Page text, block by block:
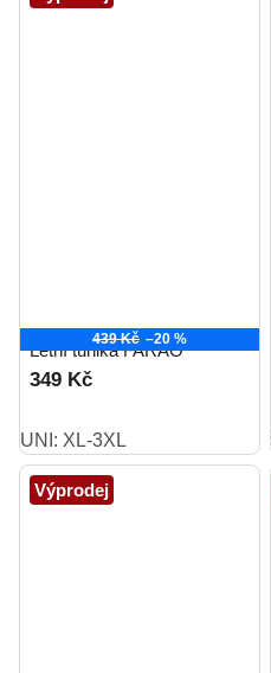
439 Kč –20 %
Letní tunika FARAO
349 Kč
UNI: XL-3XL
Výprodej